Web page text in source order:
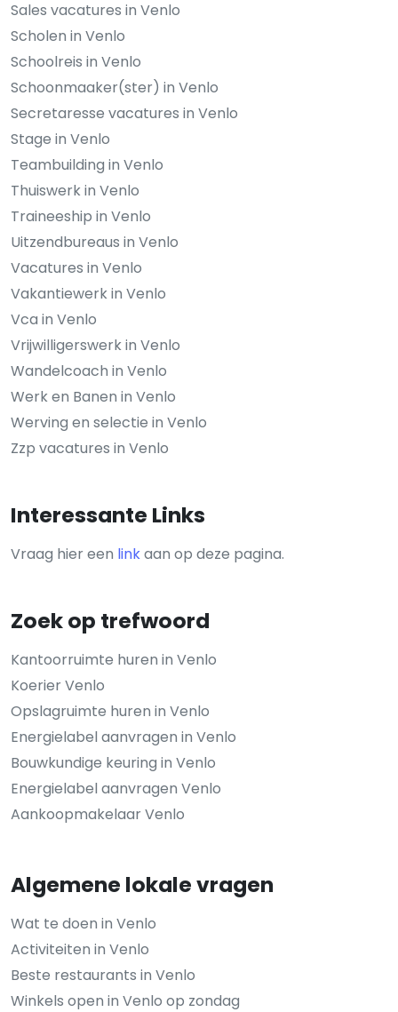
Sales vacatures in Venlo
Scholen in Venlo
Schoolreis in Venlo
Schoonmaaker(ster) in Venlo
Secretaresse vacatures in Venlo
Stage in Venlo
Teambuilding in Venlo
Thuiswerk in Venlo
Traineeship in Venlo
Uitzendbureaus in Venlo
Vacatures in Venlo
Vakantiewerk in Venlo
Vca in Venlo
Vrijwilligerswerk in Venlo
Wandelcoach in Venlo
Werk en Banen in Venlo
Werving en selectie in Venlo
Zzp vacatures in Venlo
Interessante Links
Vraag hier een linkaan op deze pagina.
Zoek op trefwoord
Kantoorruimte huren in Venlo
Koerier Venlo
Opslagruimte huren in Venlo
Energielabel aanvragen in Venlo
Bouwkundige keuring in Venlo
Energielabel aanvragen Venlo
Aankoopmakelaar Venlo
Algemene lokale vragen
Wat te doen in Venlo
Activiteiten in Venlo
Beste restaurants in Venlo
Winkels open in Venlo op zondag